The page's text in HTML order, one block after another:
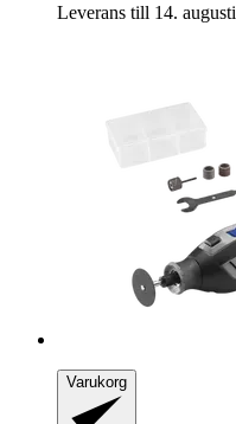
Leverans till 14. augusti
Varukorg